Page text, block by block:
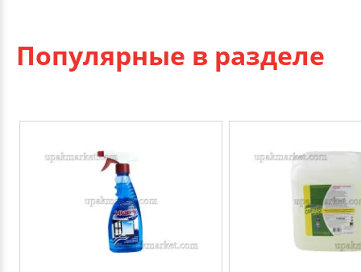
Популярные в разделе